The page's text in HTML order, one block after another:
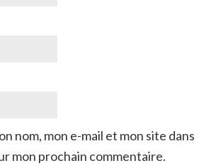
nom, mon e-mail et mon site dans
mon prochain commentaire.